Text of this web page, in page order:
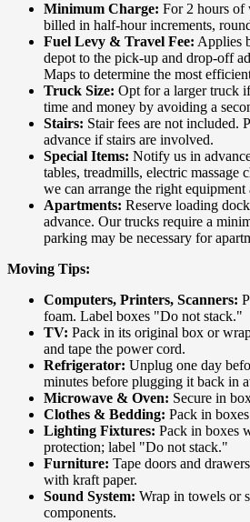
Minimum Charge: For 2 hours of
billed in half-hour increments,
Fuel Levy & Travel Fee: Applies
depot to the pick-up and drop-off
Maps to determine the most
Truck Size: Opt for a larger truck
time and money by avoiding a
Stairs: Stair fees are not included.
advance if stairs are involved.
Special Items: Notify us in
tables, treadmills, electric massage
we can arrange the right equipment
Apartments: Reserve loading
advance. Our trucks require a
parking may be necessary for
Moving Tips:
Computers, Printers, Scanners:
foam. Label boxes "Do not stack."
TV: Pack in its original box or
and tape the power cord.
Refrigerator: Unplug one day
minutes before plugging it back in
Microwave & Oven: Secure in
Clothes & Bedding: Pack in
Lighting Fixtures: Pack in boxes
protection; label "Do not stack."
Furniture: Tape doors and
with kraft paper.
Sound System: Wrap in towels or
components.